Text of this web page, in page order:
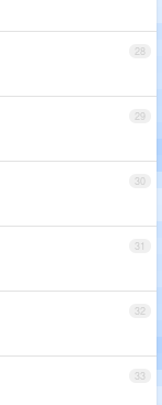
28
29
30
31
32
33